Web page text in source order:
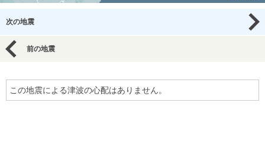
次の地震
前の地震
この地震による津波の心配はありません。